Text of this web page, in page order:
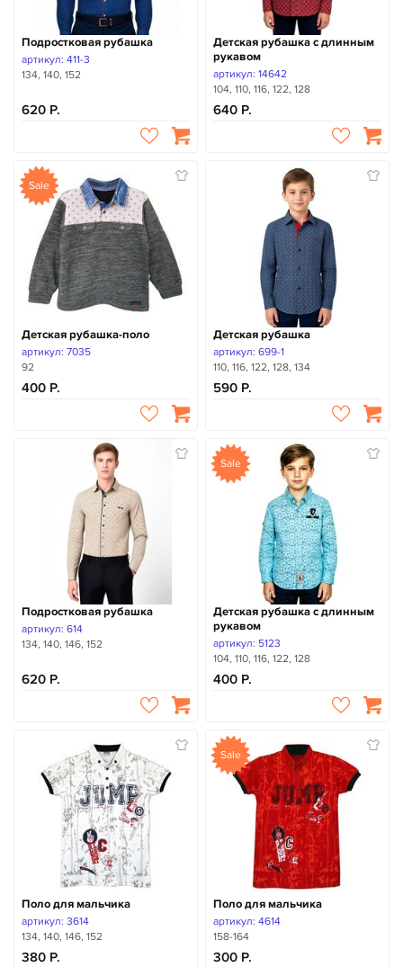
Подростковая рубашка
артикул: 411-3
134, 140, 152
620
Детская рубашка с длинным
рукавом
артикул: 14642
104, 110, 116, 122, 128
640
Sale
Детская рубашка-поло
артикул: 7035
92
400
Детская рубашка
артикул: 699-1
110, 116, 122, 128, 134
590
Подростковая рубашка
артикул: 614
134, 140, 146, 152
620
Sale
Детская рубашка с длинным
рукавом
артикул: 5123
104, 110, 116, 122, 128
400
Поло для мальчика
артикул: 3614
134, 140, 146, 152
380
Sale
Поло для мальчика
артикул: 4614
158-164
300